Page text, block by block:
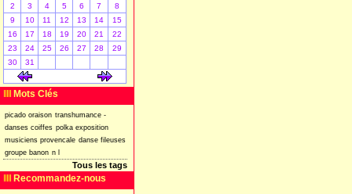
2
3 4 5 6 7
8
9
10 11 12 13 14
15
16
17 18 19 20 21
22
23
24 25 26 27 28
29
30
31
Mots Clés
picado oraison transhumance -
danses coiffes polka exposition
musiciens provencale danse fileuses
groupe banon n
Tous les tags
Recommandez-nous